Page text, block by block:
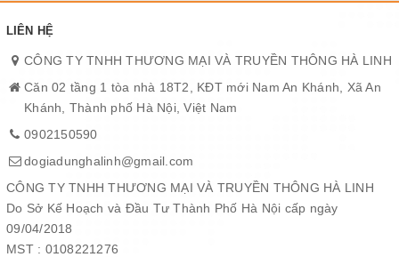
THIẾT KẾ HIỆN ĐẠI, ĐỀ CAO TÍNH TIỆN LỢI
Thiết kế sang trọng, đẹp mắt
Nồi áp suất nhômSUNHOUSE SHG9900-06
chất liệu nhôm đánh bóng, phù hợp với nhiều không gian bếp.
Đây là loại chất liệu dễ dàng làm sạch, vệ sinh, có độ bền cao và
an toàn với sức khỏe
Thân nồi dày dặn giúp nồi áp suất nhôm
LIÊN HỆ
CÔNG TY TNHH THƯƠNG MẠI VÀ TRUYỀN THÔNG HÀ LINH
Căn 02 tầng 1 tòa nhà 18T2, KĐT mới Nam An Khánh, Xã An
Khánh, Thành phố Hà Nội, Việt Nam
0902150590
dogiadunghalinh@gmail.com
CÔNG TY TNHH THƯƠNG MẠI VÀ TRUYỀN THÔNG HÀ LINH
Do Sở Kế Hoạch và Đầu Tư Thành Phố Hà Nội cấp ngày
09/04/2018
MST : 0108221276